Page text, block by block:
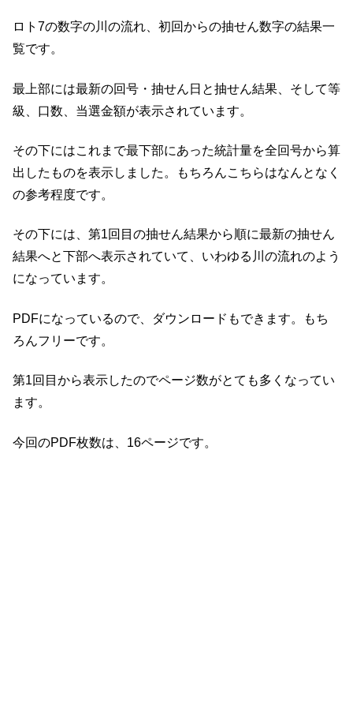
ロト7の数字の川の流れ、初回からの抽せん数字の結果一
覧です。
最上部には最新の回号・抽せん日と抽せん結果、そして等
級、口数、当選金額が表示されています。
その下にはこれまで最下部にあった統計量を全回号から算
出したものを表示しました。もちろんこちらはなんとなく
の参考程度です。
その下には、第1回目の抽せん結果から順に最新の抽せん
結果へと下部へ表示されていて、いわゆる川の流れのよう
になっています。
PDFになっているので、ダウンロードもできます。もち
ろんフリーです。
第1回目から表示したのでページ数がとても多くなってい
ます。
今回のPDF枚数は、16ページです。